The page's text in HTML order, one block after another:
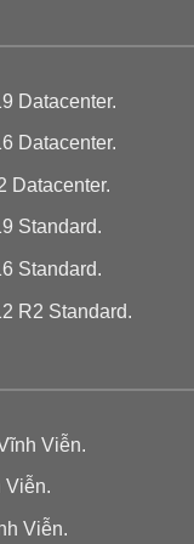
Datacenter.
Datacenter.
Datacenter.
Standard.
Standard.
R2 Standard.
Viễn.
Viễn.
Viễn.